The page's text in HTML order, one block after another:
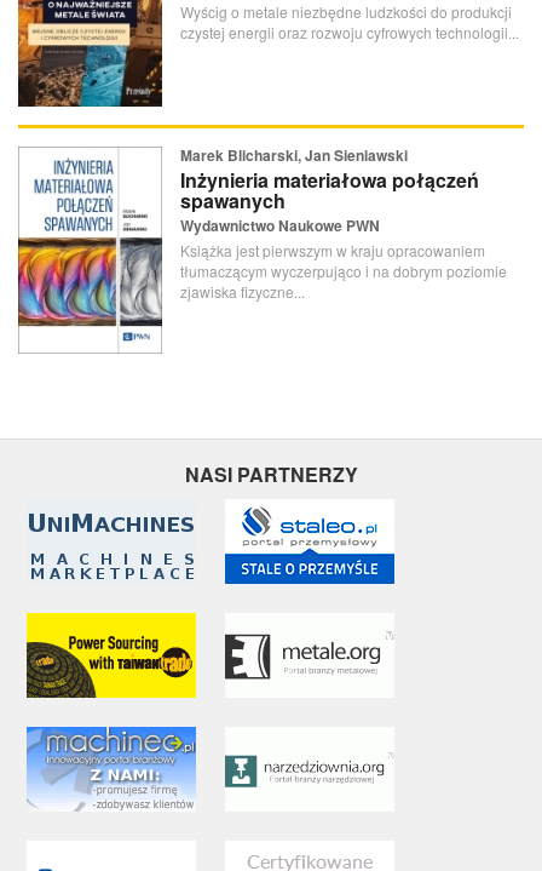
Wyścig o metale niezbędne ludzkości do produkcji
czystej energii oraz rozwoju cyfrowych technologii...
Marek Blicharski, Jan Sieniawski
Inżynieria materiałowa połączeń
spawanych
Wydawnictwo Naukowe PWN
Książka jest pierwszym w kraju opracowaniem
tłumaczącym wyczerpująco i na dobrym poziomie
zjawiska fizyczne...
NASI PARTNERZY